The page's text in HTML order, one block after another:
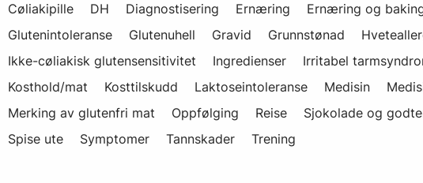
Cøliakipille
DH Diagnostisering Ernæring Ernæring og
Glutenintoleranse
Glutenuhell Gravid Grunnstønad
Ikke-cøliakisk glutensensitivitet
Ingredienser Irritabel
Kosthold/mat
Kosttilskudd Laktoseintoleranse Medisin
Merking av glutenfri mat
Oppfølging Reise Sjokolade og
Spise ute
Symptomer Tannskader Trening